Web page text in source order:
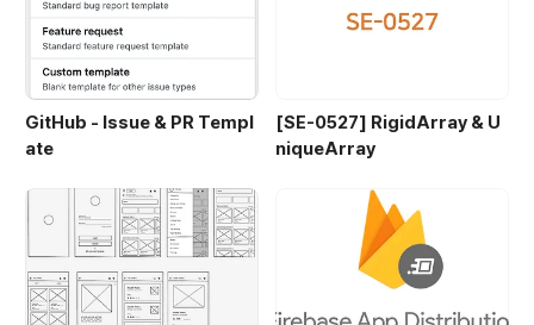
GitHub - Issue & PR Templ
ate
[SE-0527] RigidArray & U
niqueArray